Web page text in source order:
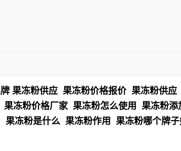
果冻粉供应 果冻粉价格报价 果冻粉供
冻粉价格厂家 果冻粉怎么使用 果冻粉
冻粉是什么 果冻粉作用 果冻粉哪个牌